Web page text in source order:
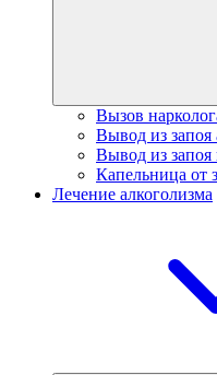
Вызов
Вывод из запоя
Вывод из запоя
Капельница от
Лечение алкоголизма